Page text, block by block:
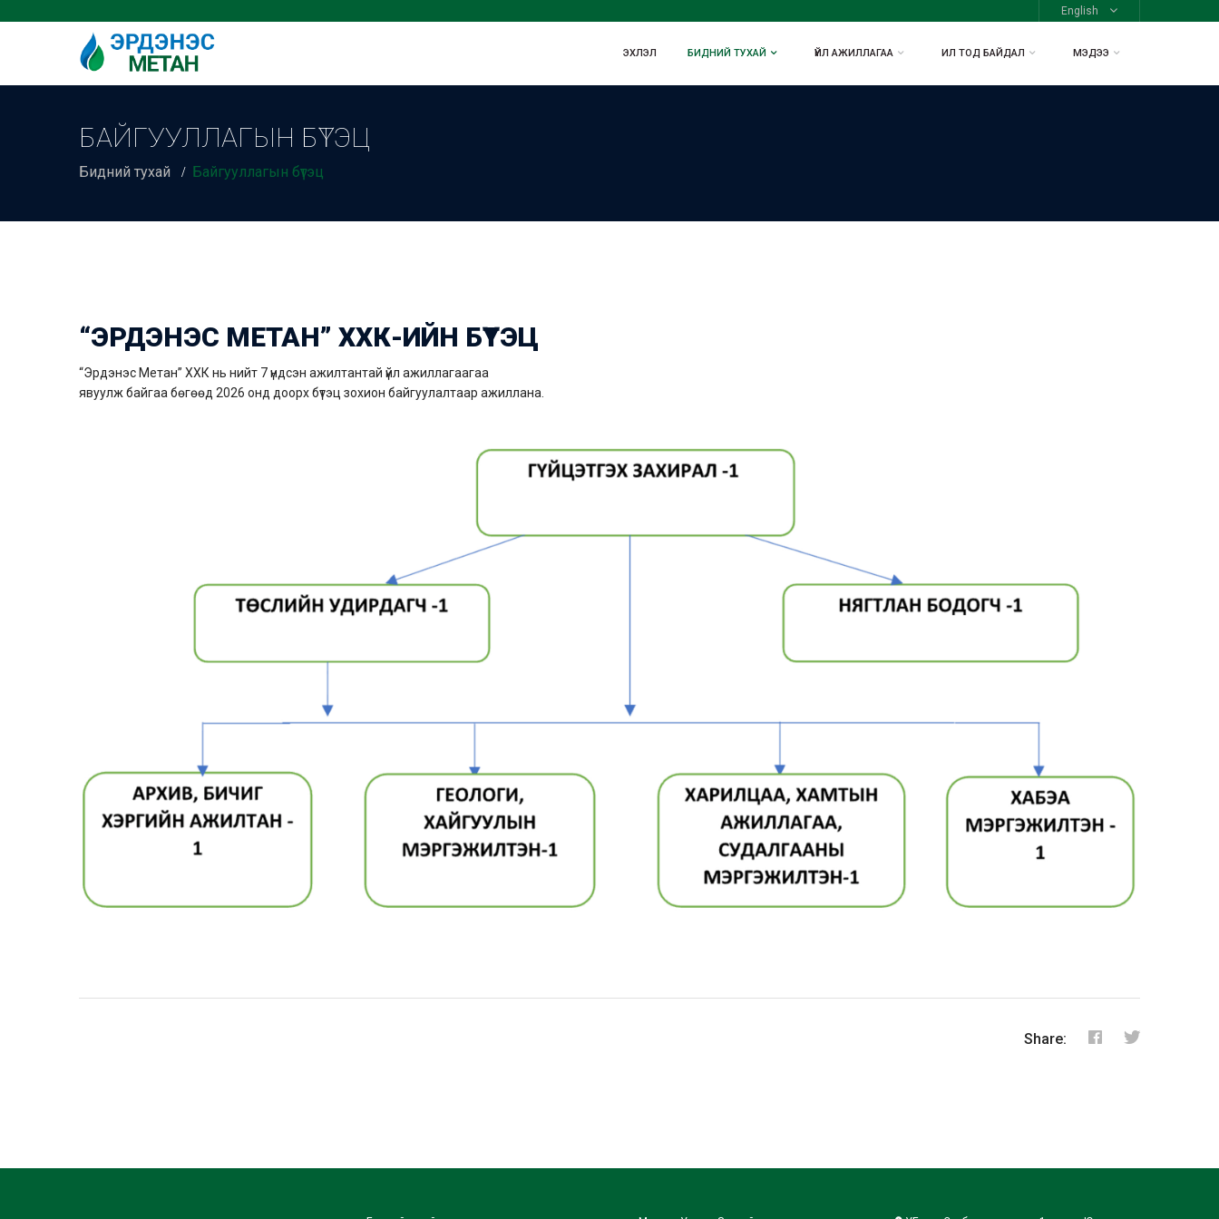
English
ЭХЛЭЛ БИДНИЙ ТУХАЙ ҮЙЛ АЖИЛЛАГАА ИЛ ТОД БАЙДАЛ МЭДЭЭ
БАЙГУУЛЛАГЫН БҮТЭЦ
Бидний тухай Байгууллагын бүтэц
“ЭРДЭНЭС МЕТАН” ХХК-ИЙН БҮТЭЦ
“Эрдэнэс Метан” ХХК нь нийт 7 үндсэн ажилтантай үйл ажиллагаагаа
явуулж байгаа бөгөөд 2026 онд доорх бүтэц зохион байгуулалтаар ажиллана.
Share: